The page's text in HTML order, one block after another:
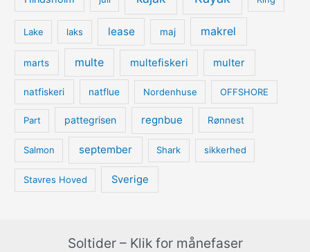
Lake laks lease maj makrel
marts multe multefiskeri multer
natfiskeri natflue Nordenhuse OFFSHORE
Part pattegrisen regnbue Rønnest
Salmon september Shark sikkerhed
Stavres Hoved Sverige
Soltider – Klik for månefaser